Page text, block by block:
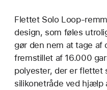
Flettet Solo Loop-
design, som føles
gør den nem at tage af
fremstillet af 16.000
polyester, der er flettet
silikonetråde ved hjælp